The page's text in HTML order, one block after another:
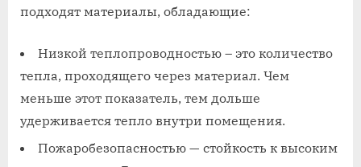
подходят материалы, обладающие:
Низкой теплопроводностью – это количество
тепла, проходящего через материал. Чем
меньше этот показатель, тем дольше
удерживается тепло внутри помещения.
Пожаробезопасностью — стойкость к высоким